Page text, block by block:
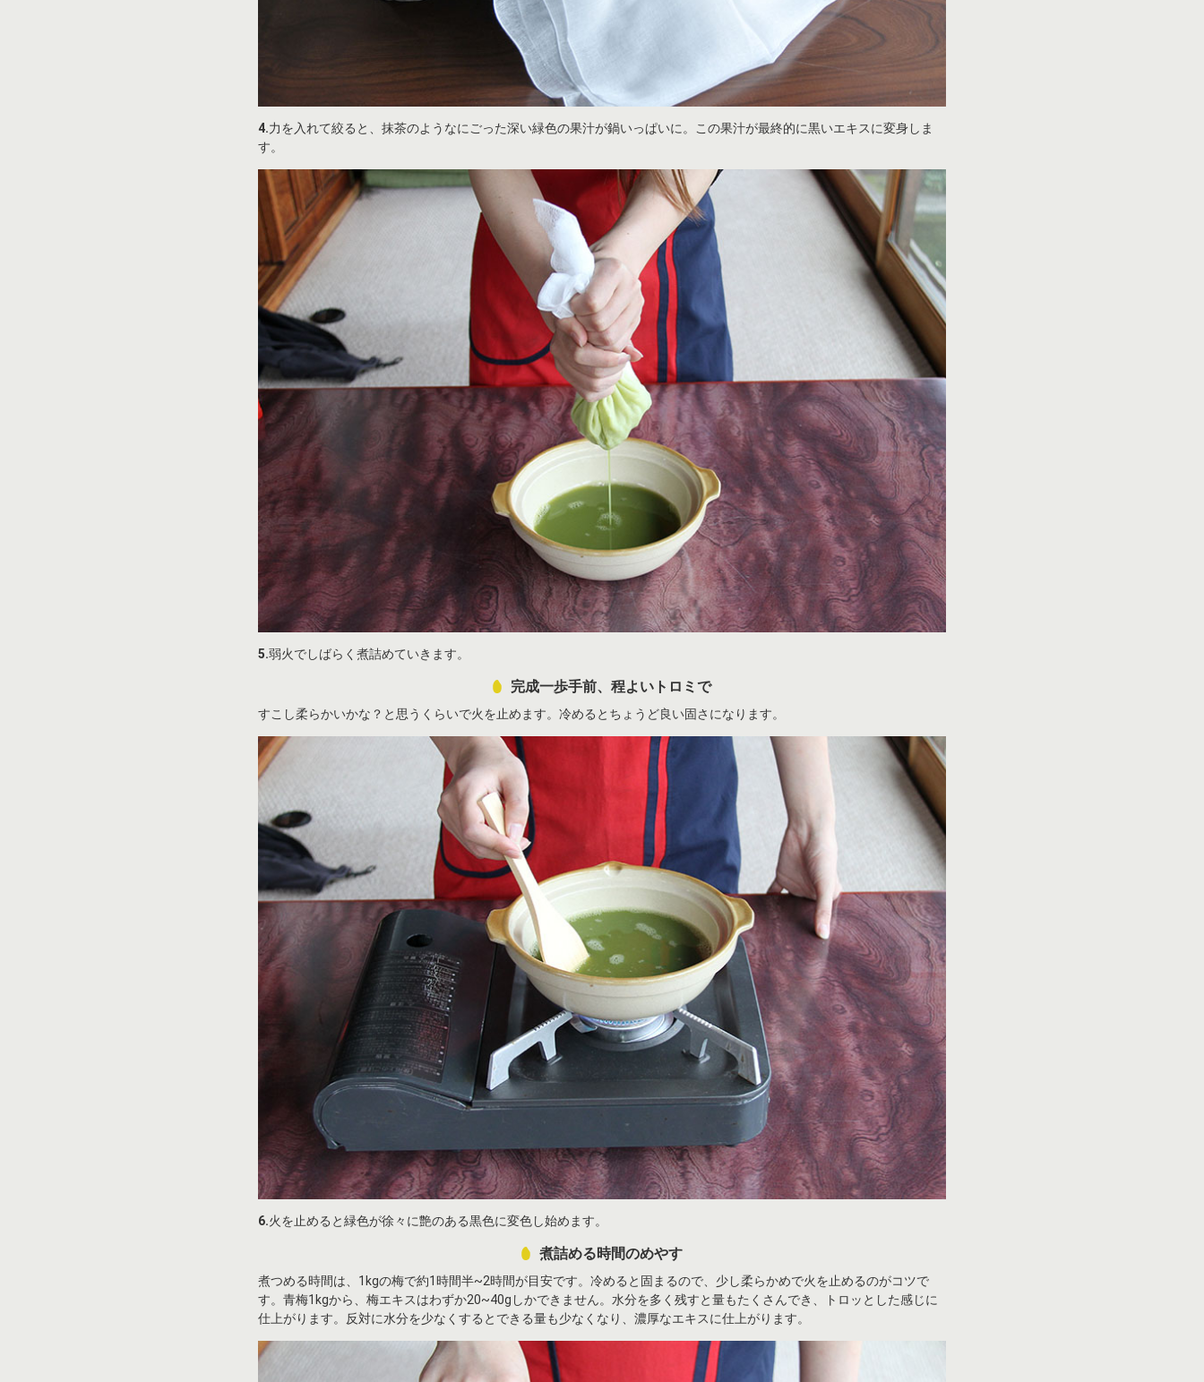
4.力を入れて絞ると、抹茶のようなにごった深い緑色の果汁が鍋いっぱいに。この果汁が最終的に黒いエキスに変身しま
す。
5.弱火でしばらく煮詰めていきます。
完成一歩手前、程よいトロミで
すこし柔らかいかな？と思うくらいで火を止めます。冷めるとちょうど良い固さになります。
6.火を止めると緑色が徐々に艶のある黒色に変色し始めます。
煮詰める時間のめやす
煮つめる時間は、1kgの梅で約1時間半~2時間が目安です。冷めると固まるので、少し柔らかめで火を止めるのがコツで
す。青梅1kgから、梅エキスはわずか20~40gしかできません。水分を多く残すと量もたくさんでき、トロッとした感じに
仕上がります。反対に水分を少なくするとできる量も少なくなり、濃厚なエキスに仕上がります。